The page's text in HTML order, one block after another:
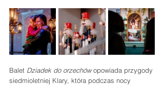
Balet Dziadek do orzechów opowiada przygody
siedmioletniej Klary, która podczas nocy